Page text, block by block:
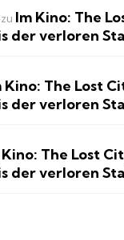
zu Im Kino: The
der verloren
Kino: The Lost
der verloren
The Lost
der verloren